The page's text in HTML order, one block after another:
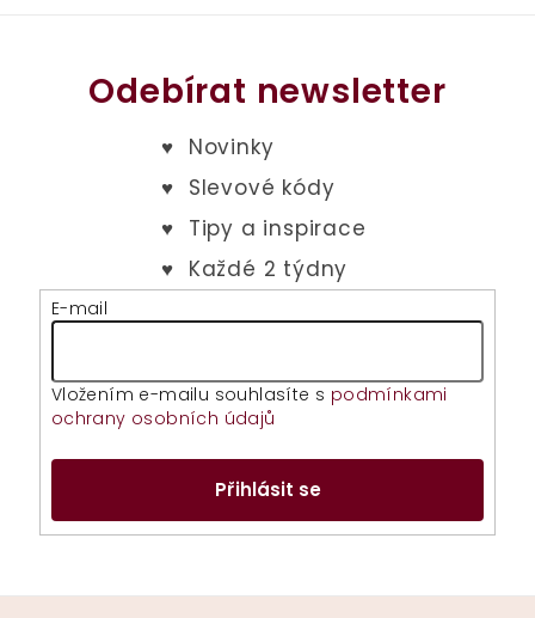
Odebírat newsletter
E-mail
Vložením e-mailu souhlasíte s podmínkami
ochrany osobních údajů
Přihlásit se